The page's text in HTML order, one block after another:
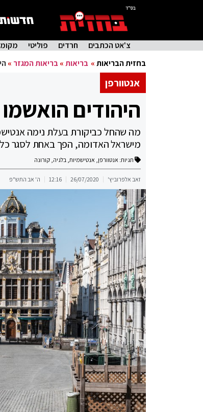
בס"ד
צ'אט הכתבים חרדים פוליטי
בחזית הבריאות» בריאות»בריאות המגזר »
אנטוורפן
היהודים
מה שהחל כביקורת בעלת נימה
מישראל האדומה, הפך באחת לסגר
תגיות: אנטוורפן, אנטישמיות, בלגיה, קורונה
זאב אלפרוביץ' 26/07/2020
12:16 ה' אב התש"פ